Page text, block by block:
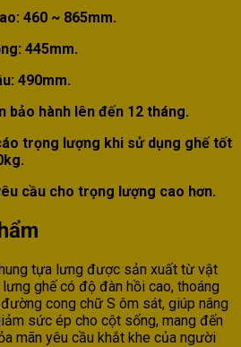
460 ~ 865mm.
bảo hành lên đến 12 tháng.
trọng lượng khi sử dụng ghế tốt
cho trọng lượng cao hơn.
tựa lưng được sản xuất từ vật
ghế có độ đàn hồi cao, thoáng
cong chữ S ôm sát, giúp nâng
sức ép cho cột sống, mang đến
mãn yêu cầu khắt khe của người